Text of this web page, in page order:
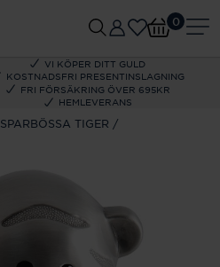
VI KÖPER DITT GULD
KOSTNADSFRI PRESENTINSLAGNING
FRI FÖRSÄKRING ÖVER 695KR
HEMLEVERANS
0
SPARBÖSSA TIGER